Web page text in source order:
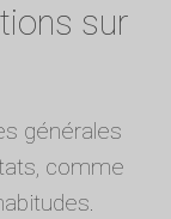
sur
générales
comme